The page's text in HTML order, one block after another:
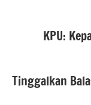
KPU:
Tinggalkan